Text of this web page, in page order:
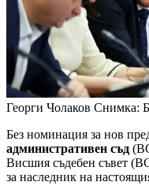
Георги Чолаков Снимка:
Без номинация за нов
административен съд
Висшия съдебен съвет
за наследник на